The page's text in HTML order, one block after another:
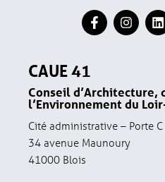
CAUE 41
Conseil d’Architecture,
l’Environnement du
Cité administrative – Porte C
34 avenue Maunoury
41000 Blois